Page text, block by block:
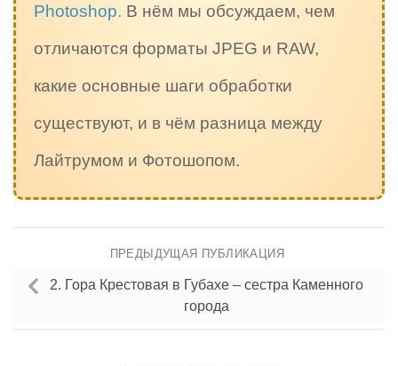
Photoshop. В нём мы обсуждаем, чем
отличаются форматы JPEG и RAW,
какие основные шаги обработки
существуют, и в чём разница между
Лайтрумом и Фотошопом.
ПРЕДЫДУЩАЯ ПУБЛИКАЦИЯ
2. Гора Крестовая в Губахе – сестра Каменного
города